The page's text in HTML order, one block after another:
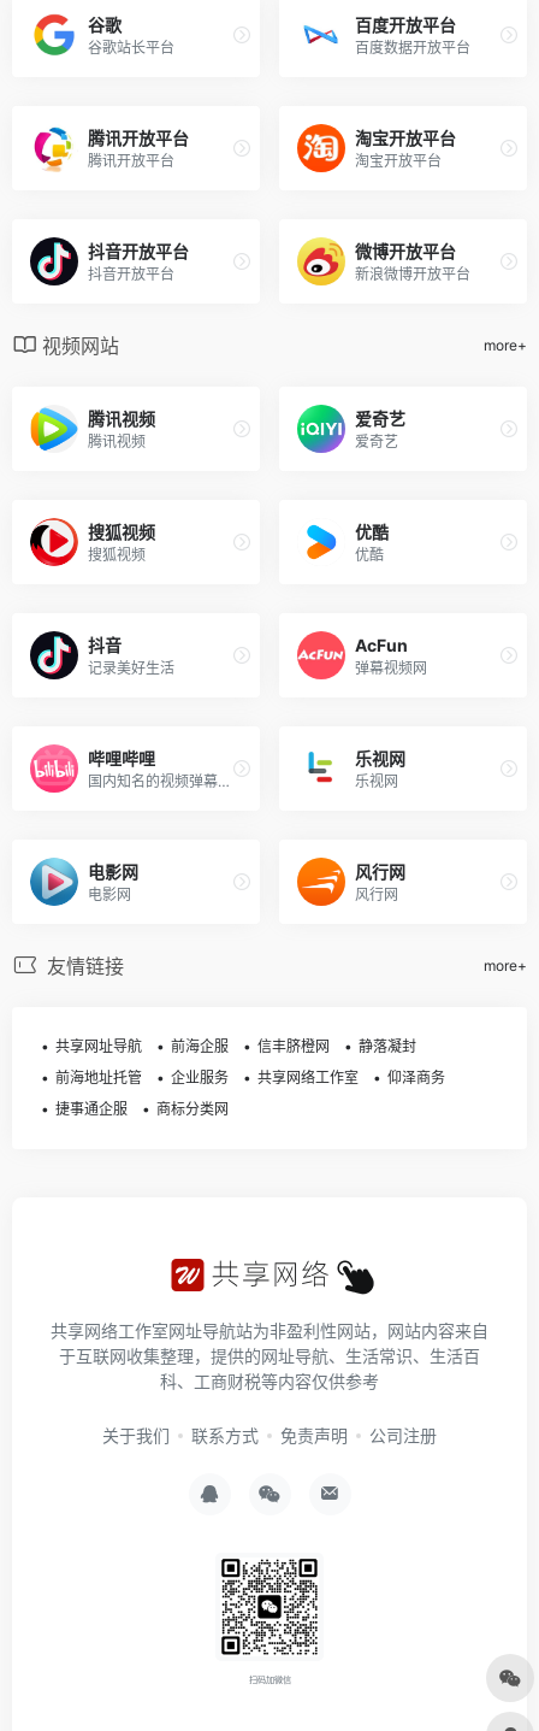
谷歌
谷歌站长平台
百度开放平台
百度数据开放平台
腾讯开放平台
腾讯开放平台
淘宝开放平台
淘宝开放平台
抖音开放平台
抖音开放平台
微博开放平台
新浪微博开放平台
视频网站 more+
腾讯视频
腾讯视频
爱奇艺
爱奇艺
搜狐视频
搜狐视频
优酷
优酷
抖音
记录美好生活
AcFun
弹幕视频网
哔哩哔哩
国内知名的视频弹幕网站
乐视网
乐视网
电影网
电影网
风行网
风行网
友情链接 more+
共享网址导航 前海企服 信丰脐橙网
静落凝封
前海地址托管
企业服务 共享网络工作室
仰泽商务
捷事通企服
商标分类网
共享网络工作室网址导航站为非盈利性网站，网站内容来自
于互联网收集整理，提供的网址导航、生活常识、生活百
科、工商财税等内容仅供参考
关于我们 联系方式 免责声明 公司注册
扫码加微信